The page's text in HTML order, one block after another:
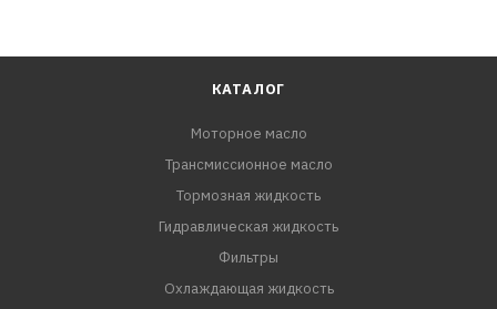
КАТАЛОГ
Моторное масло
Трансмиссионное масло
Тормозная жидкость
Гидравлическая жидкость
Фильтры
Охлаждающая жидкость